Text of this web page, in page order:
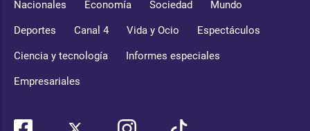
Nacionales Economía Sociedad Mundo
Deportes Canal 4 Vida y Ocio Espectáculos
Ciencia y tecnología Informes especiales
Empresariales